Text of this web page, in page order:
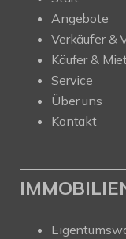
Angebote
Verkäufer &
Käufer &
Service
Über uns
Kontakt